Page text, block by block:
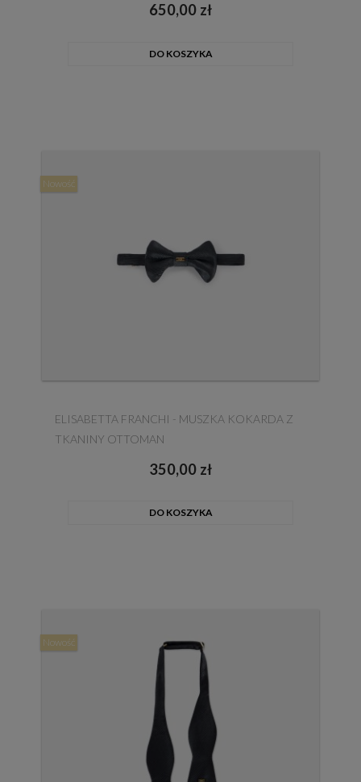
650,00 zł
DO KOSZYKA
ELISABETTA FRANCHI - MUSZKA KOKARDA Z
TKANINY OTTOMAN
350,00 zł
DO KOSZYKA
Nowość
Nowość